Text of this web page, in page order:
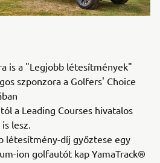
is a "Legjobb létesítmények"
szponzora a Golfers' Choice
a Leading Courses hivatalos
lesz.
létesítmény-díj győztese egy
ion golfautót kap YamaTrack®